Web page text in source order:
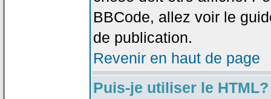
BBCode, allez voir le
de publication.
Revenir en haut de page
Puis-je utiliser le HTML?